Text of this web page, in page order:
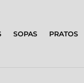
SOPAS PRATOS